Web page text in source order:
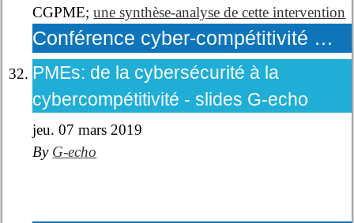
CGPME;une synthèse-analyse de cette intervention
Conférence cyber-compétitivité …
PMEs: de la cybersécurité à la
cybercompétitivité - slides G-echo
jeu. 07 mars 2019
By G-echo